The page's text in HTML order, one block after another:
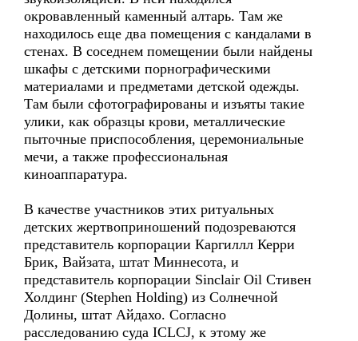
окровавленный каменный алтарь. Там же
находилось еще два помещения с кандалами в
стенах. В соседнем помещении были найдены
шкафы с детскими порнографическими
материалами и предметами детской одежды.
Там были сфотографированы и изъяты такие
улики, как образцы крови, металлические
пыточные приспособления, церемониальные
мечи, а также профессиональная
киноаппаратура.
В качестве участников этих ритуальных
детских жертвоприношений подозреваются
представитель корпорации Каргиллл Керри
Брик, Вайзата, штат Миннесота, и
представитель корпорации Sinclair Oil Стивен
Холдинг (Stephen Holding) из Солнечной
Долины, штат Айдахо. Согласно
расследованию суда ICLCJ, к этому же